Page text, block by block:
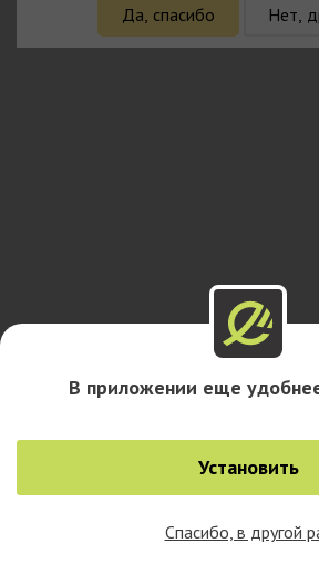
0
В приложении еще
Установить
Спасибо, в другой
Да, спасибо Нет,